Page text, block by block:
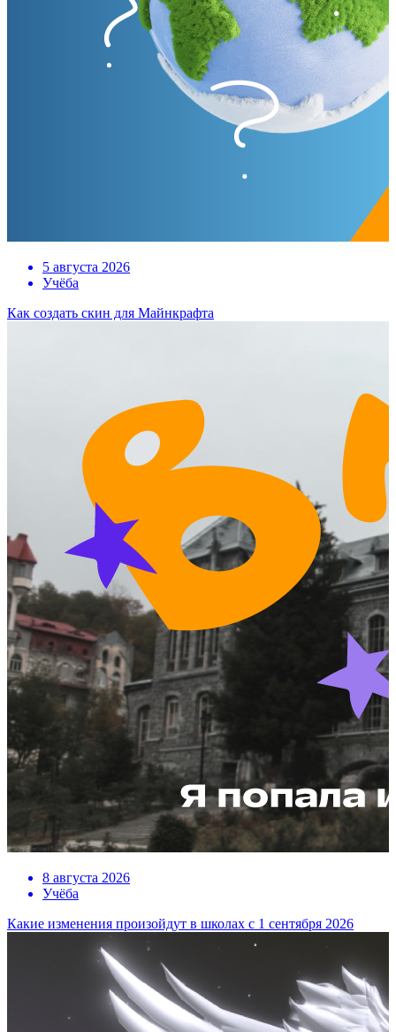
5 августа 2026
Учёба
Как создать скин для Майнкрафта
8 августа 2026
Учёба
Какие изменения произойдут в школах с 1 сентября 2026